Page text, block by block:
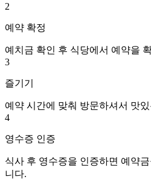
2
예약 확정
예치금 확인 후 식당에서 예약을
3
즐기기
예약 시간에 맞춰 방문하셔서 맛
4
영수증 인증
식사 후 영수증을 인증하면 예약
니다.